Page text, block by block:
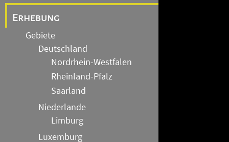
Erhebung
Gebiete
Deutschland
Nordrhein-Westfalen
Rheinland-Pfalz
Saarland
Niederlande
Limburg
Luxemburg